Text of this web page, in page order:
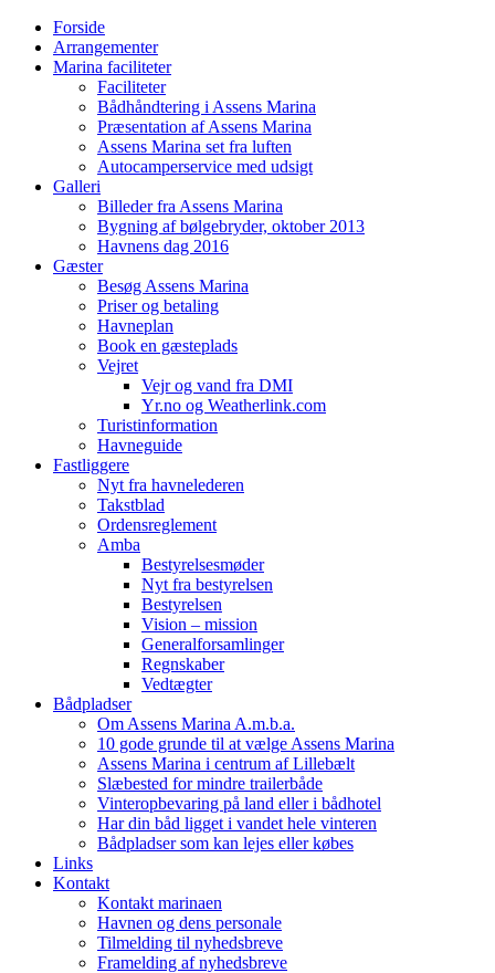
Forside
Arrangementer
Marina faciliteter
Faciliteter
Bådhåndtering i Assens Marina
Præsentation af Assens Marina
Assens Marina set fra luften
Autocamperservice med udsigt
Galleri
Billeder fra Assens Marina
Bygning af bølgebryder, oktober 2013
Havnens dag 2016
Gæster
Besøg Assens Marina
Priser og betaling
Havneplan
Book en gæsteplads
Vejret
Vejr og vand fra DMI
Yr.no og Weatherlink.com
Turistinformation
Havneguide
Fastliggere
Nyt fra havnelederen
Takstblad
Ordensreglement
Amba
Bestyrelsesmøder
Nyt fra bestyrelsen
Bestyrelsen
Vision – mission
Generalforsamlinger
Regnskaber
Vedtægter
Bådpladser
Om Assens Marina A.m.b.a.
10 gode grunde til at vælge Assens Marina
Assens Marina i centrum af Lillebælt
Slæbested for mindre trailerbåde
Vinteropbevaring på land eller i bådhotel
Har din båd ligget i vandet hele vinteren
Bådpladser som kan lejes eller købes
Links
Kontakt
Kontakt marinaen
Havnen og dens personale
Tilmelding til nyhedsbreve
Framelding af nyhedsbreve